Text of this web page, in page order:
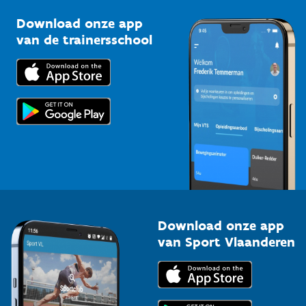
Bedrijven
Trainers en begeleiders
Topsporters
Kennisplatform
Downloads
Voor de pers
Download onze app
van de trainersschool
Download onze app
van Sport Vlaanderen